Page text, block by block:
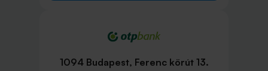
1094 Budapest, Ferenc körút 13.